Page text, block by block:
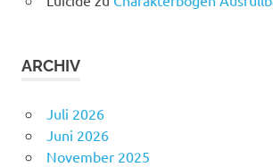
ARCHIV
Juli 2026
Juni 2026
November 2025